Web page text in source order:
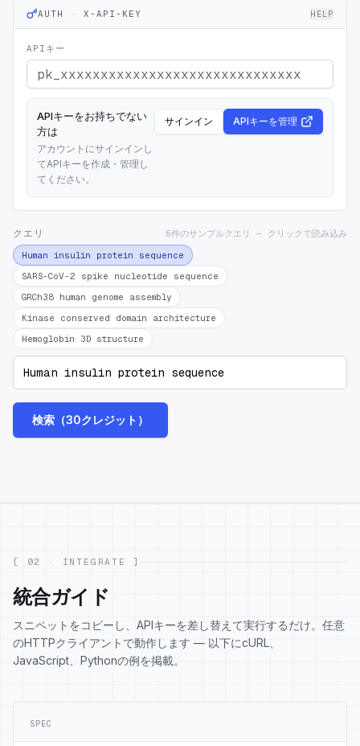
AUTH · X-API-KEY HELP
APIキー
APIキーをお持ちでない
方は
アカウントにサインインし
てAPIキーを作成・管理し
てください。
サインイン APIキーを管理
クエリ 5件のサンプルクエリ — クリックで読み込み
Human insulin protein sequence
SARS-CoV-2 spike nucleotide sequence
GRCh38 human genome assembly
Kinase conserved domain architecture
Hemoglobin 3D structure
検索（30クレジット）
[ 02 · INTEGRATE ]
統合ガイド
スニペットをコピーし、APIキーを差し替えて実行するだけ。任意
のHTTPクライアントで動作します — 以下にcURL、
JavaScript、Pythonの例を掲載。
SPEC